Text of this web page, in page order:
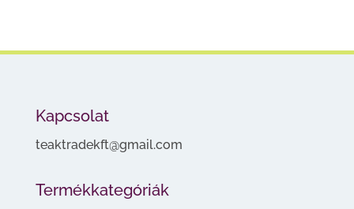
Kapcsolat
teaktradekft@gmail.com
Termékkategóriák